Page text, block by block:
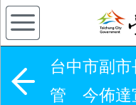
台中市副
管 今佈達